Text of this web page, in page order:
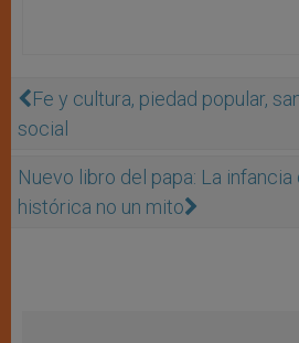
Fe y cultura, piedad popular,
social
Nuevo libro del papa: La
histórica no un mito